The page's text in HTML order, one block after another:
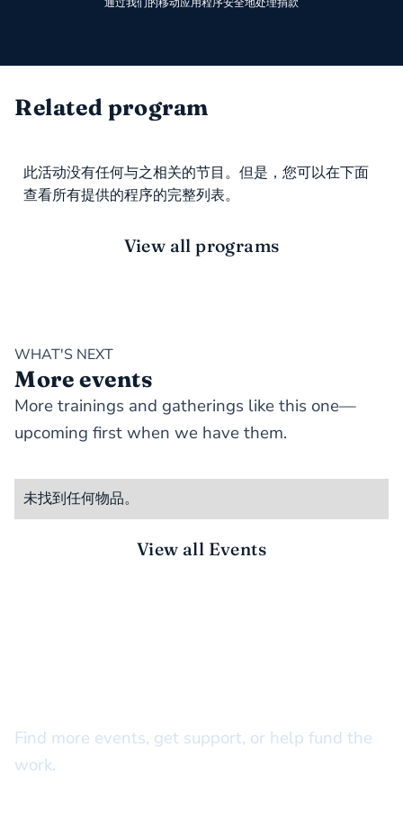
通过我们的移动应用程序安全地处理捐款
Related program
此活动没有任何与之相关的节目。但是，您可以在下面
查看所有提供的程序的完整列表。
View all programs
WHAT'S NEXT
More events
More trainings and gatherings like this one—
upcoming first when we have them.
未找到任何物品。
View all Events
Find more events, get support, or help fund the
work.